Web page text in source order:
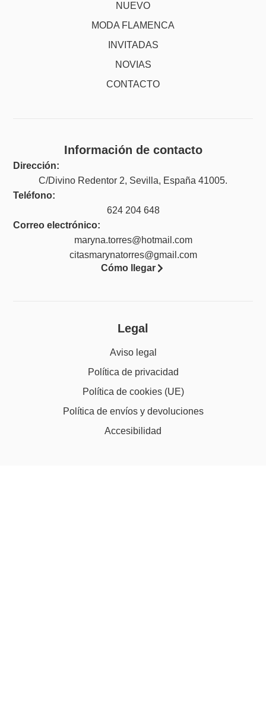
NUEVO
MODA FLAMENCA
INVITADAS
NOVIAS
CONTACTO
Información de contacto
Dirección:
C/Divino Redentor 2, Sevilla, España 41005.
Teléfono:
624 204 648
Correo electrónico:
maryna.torres@hotmail.com
citasmarynatorres@gmail.com
Cómo llegar
Legal
Aviso legal
Política de privacidad
Política de cookies (UE)
Política de envíos y devoluciones
Accesibilidad